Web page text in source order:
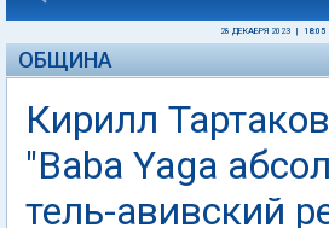
28 ДЕКАБРЯ 2023 18:05
ОБЩИНА
Кирилл
"Baba Yaga
тель-авивский